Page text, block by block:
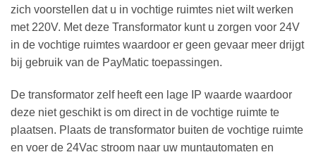
zich voorstellen dat u in vochtige ruimtes niet wilt werken
met 220V. Met deze Transformator kunt u zorgen voor 24V
in de vochtige ruimtes waardoor er geen gevaar meer drijgt
bij gebruik van de PayMatic toepassingen.
De transformator zelf heeft een lage IP waarde waardoor
deze niet geschikt is om direct in de vochtige ruimte te
plaatsen. Plaats de transformator buiten de vochtige ruimte
en voer de 24Vac stroom naar uw muntautomaten en